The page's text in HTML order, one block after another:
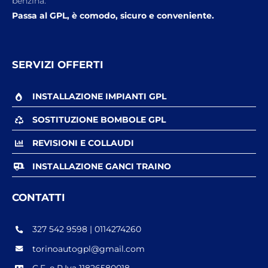
Passa al GPL, è comodo, sicuro e conveniente.
SERVIZI OFFERTI
INSTALLAZIONE IMPIANTI GPL
SOSTITUZIONE BOMBOLE GPL
REVISIONI E COLLAUDI
INSTALLAZIONE GANCI TRAINO
CONTATTI
327 542 9598 | 0114274260
torinoautogpl@gmail.com